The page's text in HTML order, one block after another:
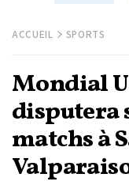
ACCUEIL SPORTS
Mondial
disputera
matchs à